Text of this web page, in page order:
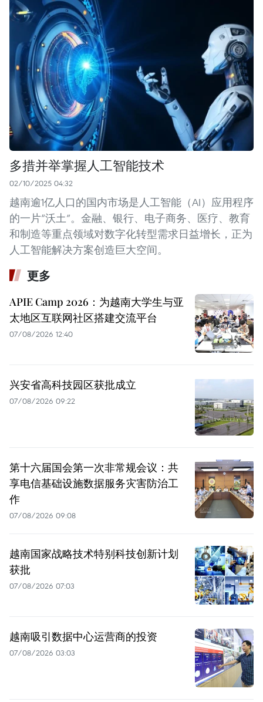
多措并举掌握人工智能技术
02/10/2025 04:32
越南逾1亿人口的国内市场是人工智能（AI）应用程序
的一片“沃土”。金融、银行、电子商务、医疗、教育
和制造等重点领域对数字化转型需求日益增长，正为
人工智能解决方案创造巨大空间。
更多
APIE Camp 2026：为越南大学生与亚
太地区互联网社区搭建交流平台
07/08/2026 12:40
兴安省高科技园区获批成立
07/08/2026 09:22
第十六届国会第一次非常规会议：共
享电信基础设施数据服务灾害防治工
作
07/08/2026 09:08
越南国家战略技术特别科技创新计划
获批
07/08/2026 07:03
越南吸引数据中心运营商的投资
07/08/2026 03:03